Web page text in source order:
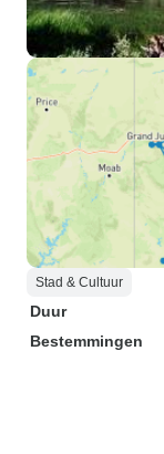
Stad & Cultuur
Duur
Bestemmingen